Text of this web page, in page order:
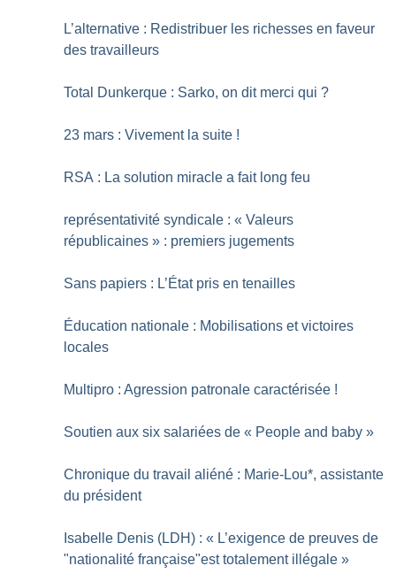
L’alternative : Redistribuer les richesses en faveur
des travailleurs
Total Dunkerque : Sarko, on dit merci qui ?
23 mars : Vivement la suite !
RSA : La solution miracle a fait long feu
représentativité syndicale : « Valeurs
républicaines » : premiers jugements
Sans papiers : L’État pris en tenailles
Éducation nationale : Mobilisations et victoires
locales
Multipro : Agression patronale caractérisée !
Soutien aux six salariées de « People and baby »
Chronique du travail aliéné : Marie-Lou*, assistante
du président
Isabelle Denis (LDH) : « L’exigence de preuves de
"nationalité française"est totalement illégale »